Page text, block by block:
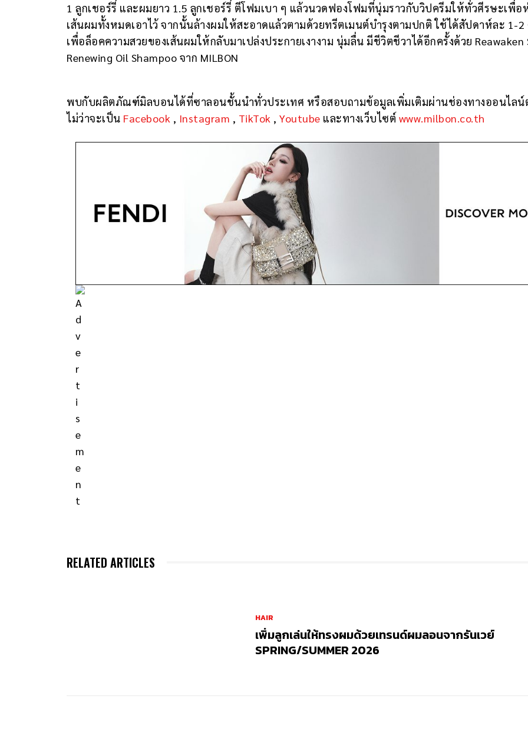
1 ลูกเชอร์รี่ และผมยาว 1.5 ลูกเชอร์รี่ ตีโฟมเบา ๆ แล้วนวดฟองโฟมที่นุ่มราวกับวิปครีมให้ทั่วศีรษะเพื่
เส้นผมทั้งหมดเอาไว้ จากนั้นล้างผมให้สะอาดแล้วตามด้วยทรีตเมนต์บำรุงตามปกติ ใช้ได้สัปดาห์ละ 1-2
เพื่อล็อคความสวยของเส้นผมให้กลับมาเปล่งประกายเงางาม นุ่มลื่น มีชีวิตชีวาได้อีกครั้งด้วย Reawaken
Renewing Oil Shampoo จาก MILBON
พบกับผลิตภัณฑ์มิลบอนได้ที่ซาลอนชั้นนำทั่วประเทศ หรือสอบถามข้อมูลเพิ่มเติมผ่านช่องทางออนไลน์
ไม่ว่าจะเป็น Facebook , Instagram , TikTok , Youtube และทางเว็บไซต์ www.milbon.co.th
RELATED ARTICLES
HAIR
เพิ่มลูกเล่นให้ทรงผมด้วยเทรนด์ผมลอนจากรันเวย์
SPRING/SUMMER 2026